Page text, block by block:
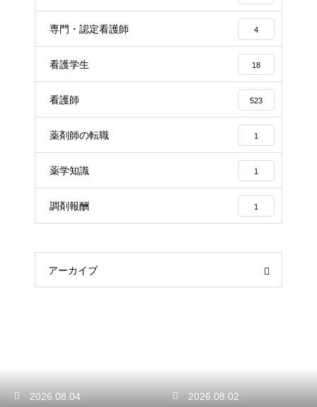
専門・認定看護師 4
看護学生 18
看護師 523
薬剤師の転職 1
薬学知識 1
調剤報酬 1
アーカイブ
2026.08.04 2026.08.02